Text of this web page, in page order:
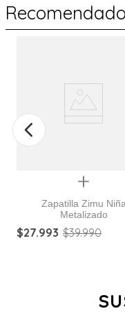
Quickview
Zapatilla Zimu Niña
Metalizado
$27.993 $39.990